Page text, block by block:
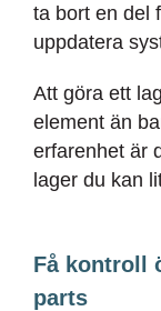
ta bort en del
uppdatera
Att göra ett
element än
erfarenhet är
lager du kan
Få kontroll
parts